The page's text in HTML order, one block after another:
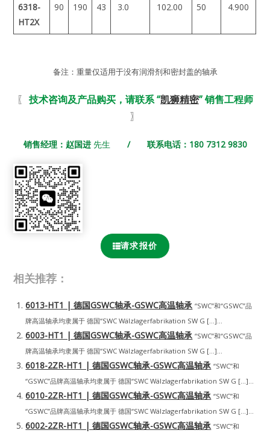
6318-
HT2X
90 190 43 3.0 102.00 50 4.900
备注：重量仅适用于没有润滑剂和密封盖的轴承
〖 技术咨询及产品购买，请联系 “凯狮精密” 销售工程师
〗
销售经理：赵国进 先生 / 联系电话：180 7312 9830
请求报价
相关推荐：
6013-HT1 | 德国GSWC轴承-GSWC高温轴承 “SWC”和“GSWC”品
牌高温轴承均隶属于 德国“SWC Wälzlagerfabrikation SW G […]...
6003-HT1 | 德国GSWC轴承-GSWC高温轴承 “SWC”和“GSWC”品
牌高温轴承均隶属于 德国“SWC Wälzlagerfabrikation SW G […]...
6018-2ZR-HT1 | 德国GSWC轴承-GSWC高温轴承 “SWC”和
“GSWC”品牌高温轴承均隶属于 德国“SWC Wälzlagerfabrikation SW G […]...
6010-2ZR-HT1 | 德国GSWC轴承-GSWC高温轴承 “SWC”和
“GSWC”品牌高温轴承均隶属于 德国“SWC Wälzlagerfabrikation SW G […]...
6002-2ZR-HT1 | 德国GSWC轴承-GSWC高温轴承 “SWC”和